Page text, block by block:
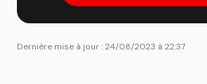
Dernière mise à jour : 24/08/2023 à 22:37